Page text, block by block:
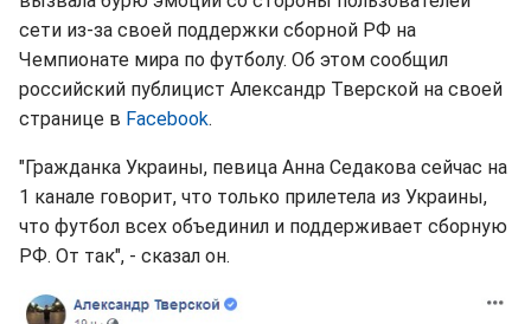
сети из-за своей поддержки сборной РФ на
Чемпионате мира по футболу. Об этом сообщил
российский публицист Александр Тверской на своей
странице в Facebook.
"Гражданка Украины, певица Анна Седакова сейчас на
1 канале говорит, что только прилетела из Украины,
что футбол всех объединил и поддерживает сборную
РФ. От так", - сказал он.